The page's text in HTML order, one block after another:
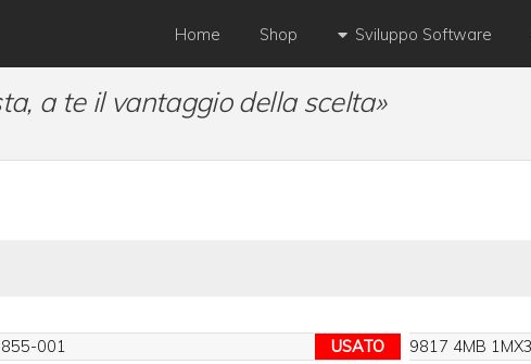
Home Shop Sviluppo Software
a te il vantaggio della scelta»
001 USATO 9817 4MB